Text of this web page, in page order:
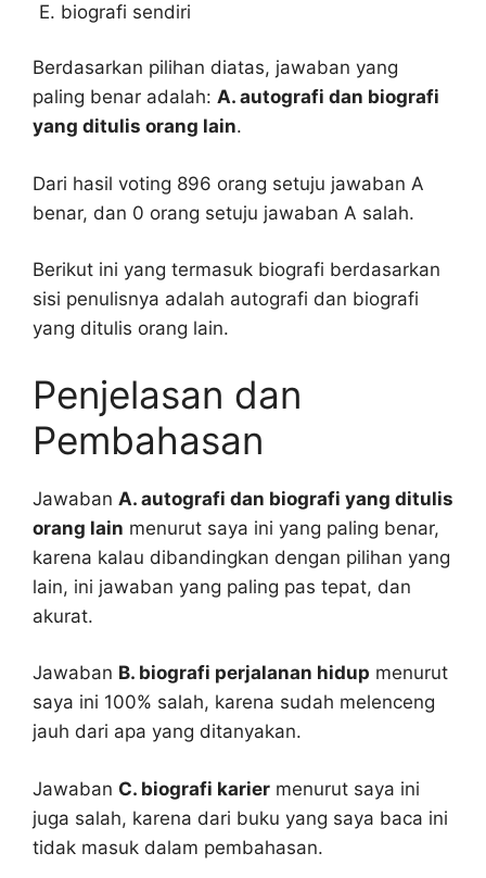
biografi sendiri
Berdasarkan pilihan diatas, jawaban yang
paling benar adalah: A. autografi dan biografi
yang ditulis orang lain.
Dari hasil voting 896 orang setuju jawaban A
benar, dan 0 orang setuju jawaban A salah.
Berikut ini yang termasuk biografi berdasarkan
sisi penulisnya adalah autografi dan biografi
yang ditulis orang lain.
Penjelasan dan
Pembahasan
Jawaban A. autografi dan biografi yang ditulis
orang lain menurut saya ini yang paling benar,
karena kalau dibandingkan dengan pilihan yang
lain, ini jawaban yang paling pas tepat, dan
akurat.
Jawaban B. biografi perjalanan hidup menurut
saya ini 100% salah, karena sudah melenceng
jauh dari apa yang ditanyakan.
Jawaban C. biografi karier menurut saya ini
juga salah, karena dari buku yang saya baca ini
tidak masuk dalam pembahasan.